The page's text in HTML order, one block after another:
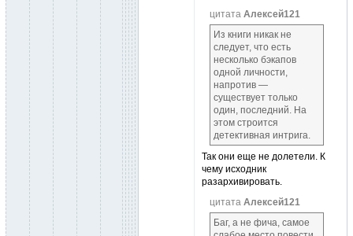
цитата Алексей121
Из книги никак не
следует, что есть
несколько бэкапов
одной личности,
напротив —
существует только
один, последний. На
этом строится
детективная интрига.
Так они еще не долетели. К
чему исходник
разархивировать.
цитата Алексей121
Баг, а не фича, самое